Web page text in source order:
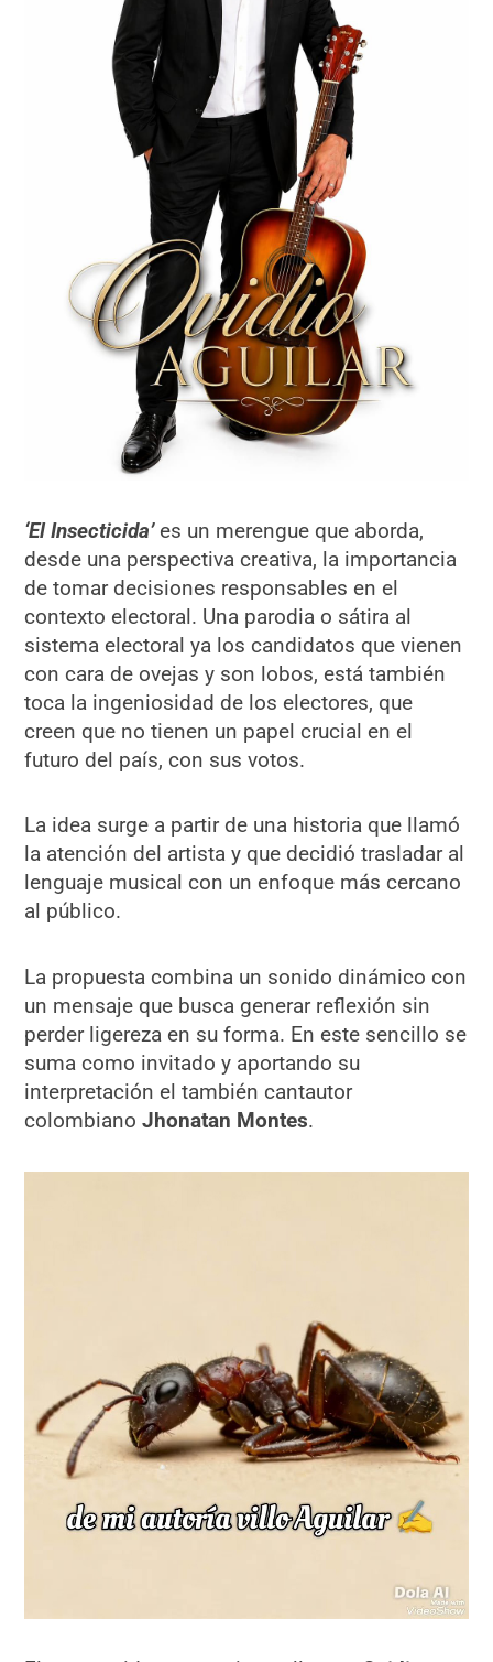
‘El Insecticida’ es un merengue que aborda,
desde una perspectiva creativa, la importancia
de tomar decisiones responsables en el
contexto electoral. Una parodia o sátira al
sistema electoral ya los candidatos que vienen
con cara de ovejas y son lobos, está también
toca la ingeniosidad de los electores, que
creen que no tienen un papel crucial en el
futuro del país, con sus votos.
La idea surge a partir de una historia que llamó
la atención del artista y que decidió trasladar al
lenguaje musical con un enfoque más cercano
al público.
La propuesta combina un sonido dinámico con
un mensaje que busca generar reflexión sin
perder ligereza en su forma. En este sencillo se
suma como invitado y aportando su
interpretación el también cantautor
colombianoJhonatan Montes.